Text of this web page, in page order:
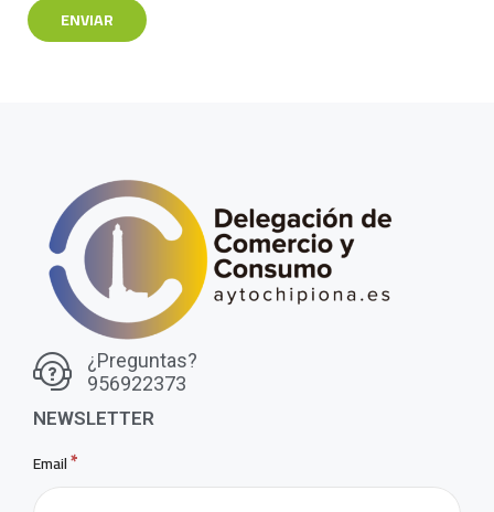
ENVIAR
¿Preguntas?
956922373
NEWSLETTER
Email*